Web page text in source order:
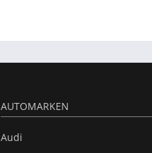
AUTOMARKEN
Audi